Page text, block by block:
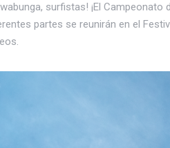
surfistas! ¡El
partes se reunirán en el